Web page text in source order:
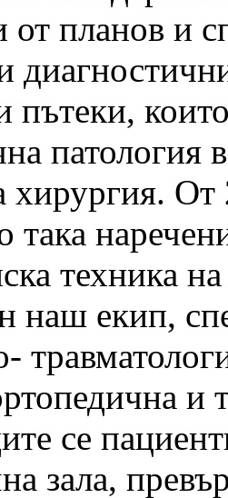
от планов и
пътеки,
патология
хирургия. От
така
техника
наш екип,
и
се
зала,